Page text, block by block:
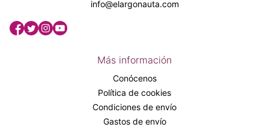
info@elargonauta.com
Más información
Conócenos
Política de cookies
Condiciones de envío
Gastos de envío